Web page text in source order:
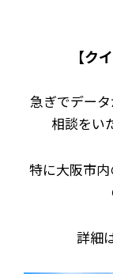
【ク
急ぎでデー
相談をい
特に大阪市
詳細